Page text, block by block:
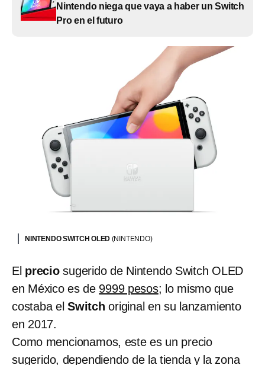
Nintendo niega que vaya a haber un Switch
Pro en el futuro
NINTENDO SWITCH OLED (NINTENDO)
El preciosugerido de Nintendo Switch OLED
en México es de 9999 pesos; lo mismo que
costaba elSwitch original en su lanzamiento
en 2017.
Como mencionamos, este es un precio
sugerido, dependiendo de la tienda y la zona